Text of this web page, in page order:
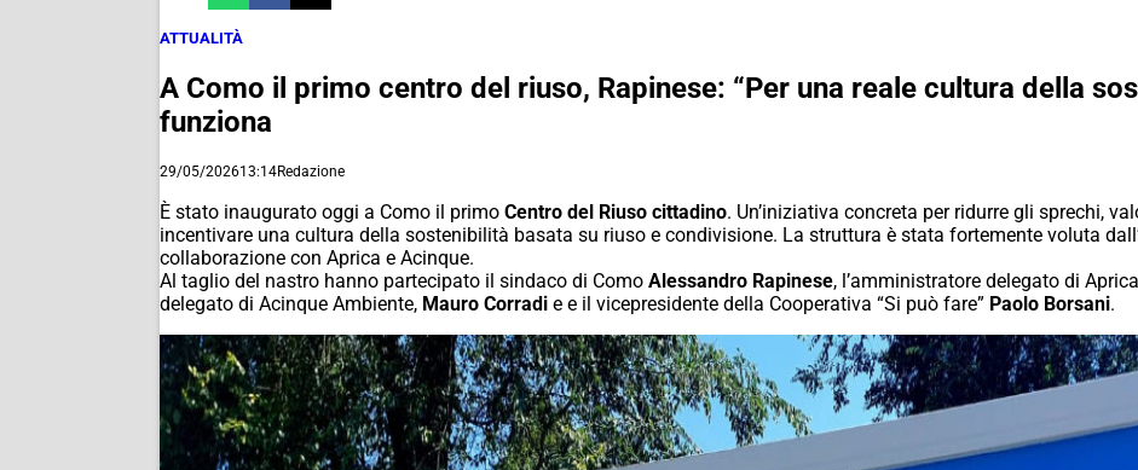
ATTUALITÀ
A Como il primo centro del riuso, Rapinese: “Per una reale cultura della
funziona
29/05/202613:14Redazione
È stato inaugurato oggi a Como il primo Centro del Riuso cittadino. Un’iniziativa concreta per ridurre gli sprechi,
incentivare una cultura della sostenibilità basata su riuso e condivisione. La struttura è stata fortemente voluta
collaborazione con Aprica e Acinque.
Al taglio del nastro hanno partecipato il sindaco di Como Alessandro Rapinese, l’amministratore delegato di Aprica
delegato di Acinque Ambiente, Mauro Corradi e e il vicepresidente della Cooperativa “Si può fare” Paolo Borsani.